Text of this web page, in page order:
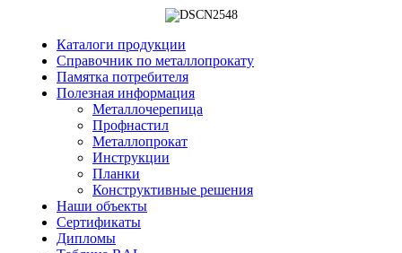
Каталоги продукции
Справочник по металлопрокату
Памятка потребителя
Полезная информация
Металлочерепица
Профнастил
Металлопрокат
Инструкции
Планки
Конструктивные решения
Наши объекты
Сертификаты
Дипломы